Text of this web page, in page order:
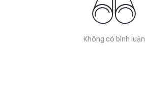
Không có bình luận